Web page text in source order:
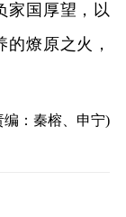
家国厚望，以
燎原之火，
编：秦榕、申宁)